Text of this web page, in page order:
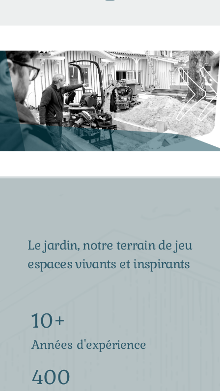
Le jardin, notre terrain de jeu
espaces vivants et inspirants
10+
Années d'expérience
400